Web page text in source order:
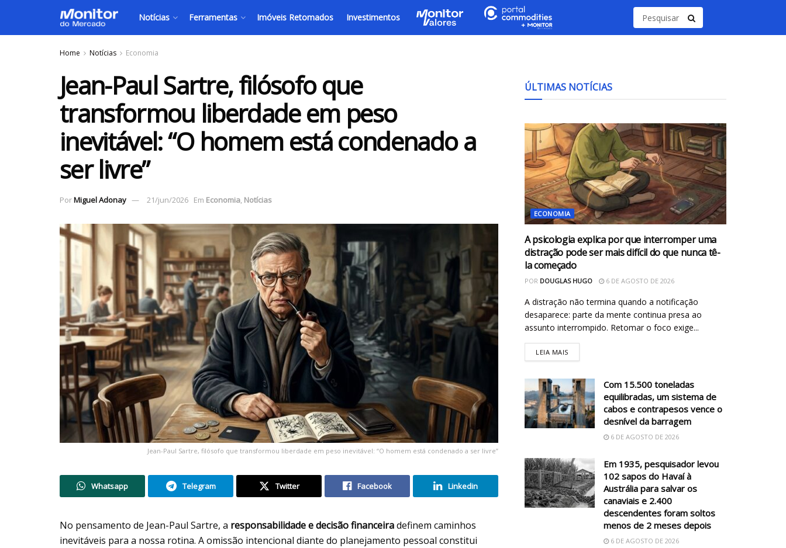
Notícias Ferramentas Imóveis Retomados Investimentos
Home Notícias Economia
Jean-Paul Sartre, filósofo que
transformou liberdade em peso
inevitável: “O homem está condenado a
ser livre”
PorMiguel Adonay 21/jun/2026 Em Economia, Notícias
Jean-Paul Sartre, filósofo que transformou liberdade em peso inevitável: “O homem está condenado a ser livre”
Whatsapp Telegram Twitter Facebook Linkedin
No pensamento de Jean-Paul Sartre, a responsabilidade e decisão financeiradefinem caminhos
inevitáveis para a nossa rotina. A omissão intencional diante do planejamento pessoal constitui
ÚLTIMAS NOTÍCIAS
ECONOMIA
A psicologia explica por que interromper uma
distração pode ser mais difícil do que nunca tê-
la começado
POR DOUGLAS HUGO 6 DE AGOSTO DE 2026
A distração não termina quando a notificação
desaparece: parte da mente continua presa ao
assunto interrompido. Retomar o foco exige...
LEIA MAIS
Com 15.500 toneladas
equilibradas, um sistema de
cabos e contrapesos vence o
desnível da barragem
6 DE AGOSTO DE 2026
Em 1935, pesquisador levou
102 sapos do Havaí à
Austrália para salvar os
canaviais e 2.400
descendentes foram soltos
menos de 2 meses depois
6 DE AGOSTO DE 2026